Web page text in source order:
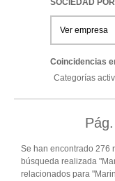
SOCIEDAD
Ver empresa
Coincidencias
Categorías
Pág.
Se han encontrado 276
búsqueda realizada
relacionados para